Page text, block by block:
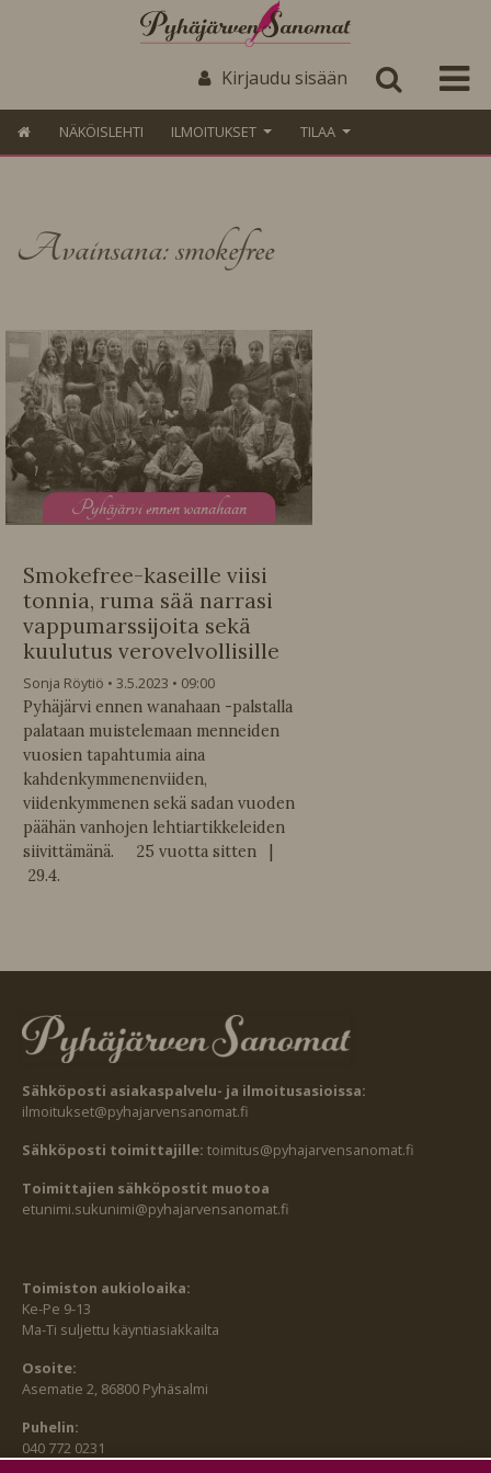
Kirjaudu sisään
NÄKÖISLEHTI ILMOITUKSET TILAA
Avainsana: smokefree
Pyhäjärvi ennen wanahaan
Smokefree-kaseille viisi
tonnia, ruma sää narrasi
vappumarssijoita sekä
kuulutus verovelvollisille
Sonja Röytiö 3.5.2023
09:00
Pyhäjärvi ennen wanahaan -palstalla
palataan muistelemaan menneiden
vuosien tapahtumia aina
kahdenkymmenenviiden,
viidenkymmenen sekä sadan vuoden
päähän vanhojen lehtiartikkeleiden
siivittämänä. 25 vuotta sitten |
29.4.
Sähköposti asiakaspalvelu- ja ilmoitusasioissa:
ilmoitukset@pyhajarvensanomat.fi
Sähköposti toimittajille: toimitus@pyhajarvensanomat.fi
Toimittajien sähköpostit muotoa
etunimi.sukunimi@pyhajarvensanomat.fi
Toimiston aukioloaika:
Ke-Pe 9-13
Ma-Ti suljettu käyntiasiakkailta
Osoite:
Asematie 2, 86800 Pyhäsalmi
Puhelin:
040 772 0231